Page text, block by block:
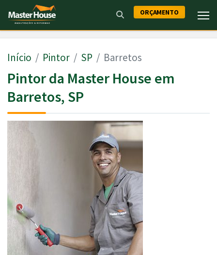
ORÇAMENTO
Início Pintor SP Barretos
Pintor da Master House em
Barretos, SP